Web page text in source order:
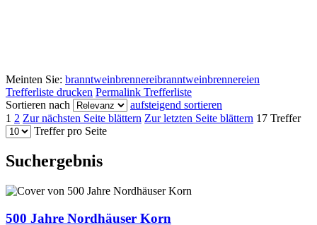
Meinten Sie: branntweinbrennereibranntweinbrennereien
Trefferliste drucken Permalink Trefferliste
Sortieren nach
aufsteigend sortieren
1 2 Zur nächsten Seite blättern Zur letzten Seite blättern 17 Treffer
Treffer pro Seite
Suchergebnis
500 Jahre Nordhäuser Korn